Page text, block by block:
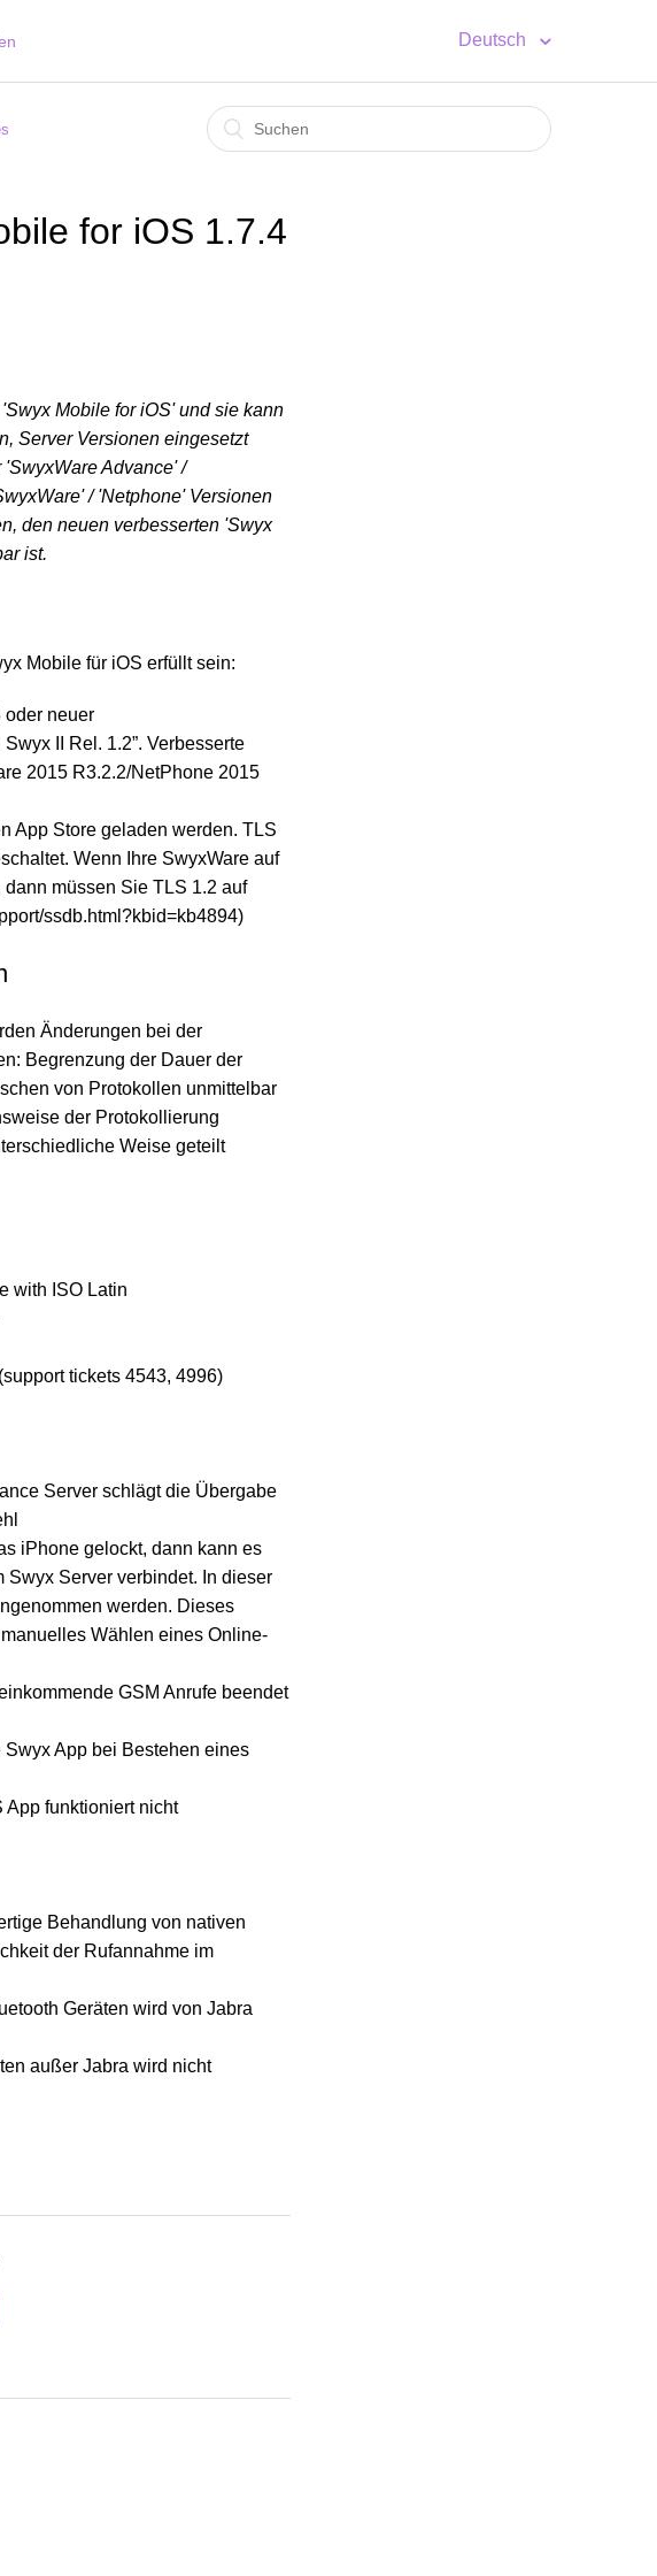
Deutsch
for iOS 1.7.4
Mobile for iOS' und sie kann
Server Versionen eingesetzt
Advance' /
/ 'Netphone' Versionen
den neuen verbesserten 'Swyx
ist.
Mobile für iOS erfüllt sein:
oder neuer
II Rel. 1.2”. Verbesserte
2015 R3.2.2/NetPhone 2015
App Store geladen werden. TLS
Wenn Ihre SwyxWare auf
müssen Sie TLS 1.2 auf
ssdb.html?kbid=kb4894)
Änderungen bei der
Begrenzung der Dauer der
von Protokollen unmittelbar
der Protokollierung
Weise geteilt
with ISO Latin
tickets 4543, 4996)
Server schlägt die Übergabe
iPhone gelockt, dann kann es
Swyx Server verbindet. In dieser
werden. Dieses
Wählen eines Online-
GSM Anrufe beendet
App bei Bestehen eines
App funktioniert nicht
Behandlung von nativen
der Rufannahme im
Geräten wird von Jabra
außer Jabra wird nicht